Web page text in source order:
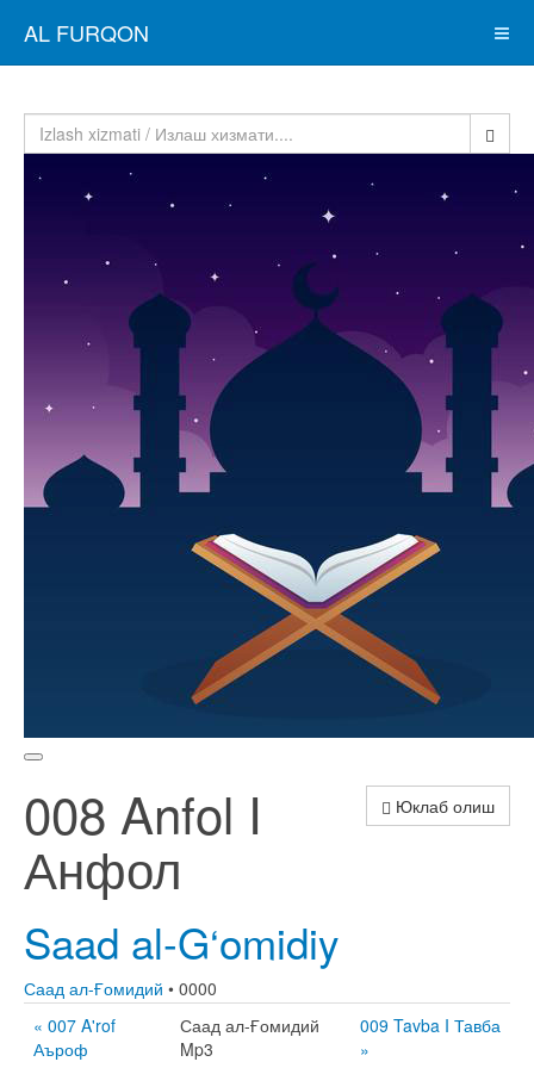
AL FURQON
Юклаб олиш
008 Anfol I
Анфол
Saad al-G‘omidiy
Саад ал-Ғомидий • 0000
« 007 A'rof
Аъроф
Саад ал-Ғомидий
Mp3
009 Tavba I Тавба
»